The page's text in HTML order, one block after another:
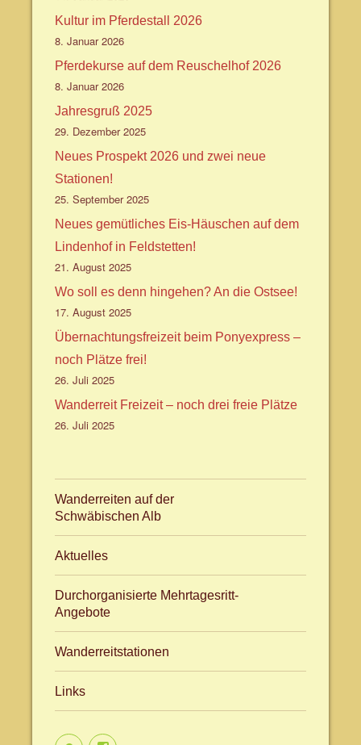
Kultur im Pferdestall 2026
8. Januar 2026
Pferdekurse auf dem Reuschelhof 2026
8. Januar 2026
Jahresgruß 2025
29. Dezember 2025
Neues Prospekt 2026 und zwei neue
Stationen!
25. September 2025
Neues gemütliches Eis-Häuschen auf dem
Lindenhof in Feldstetten!
21. August 2025
Wo soll es denn hingehen? An die Ostsee!
17. August 2025
Übernachtungsfreizeit beim Ponyexpress –
noch Plätze frei!
26. Juli 2025
Wanderreit Freizeit – noch drei freie Plätze
26. Juli 2025
Wanderreiten auf der
Schwäbischen Alb
Aktuelles
Durchorganisierte Mehrtagesritt-
Angebote
Wanderreitstationen
Links